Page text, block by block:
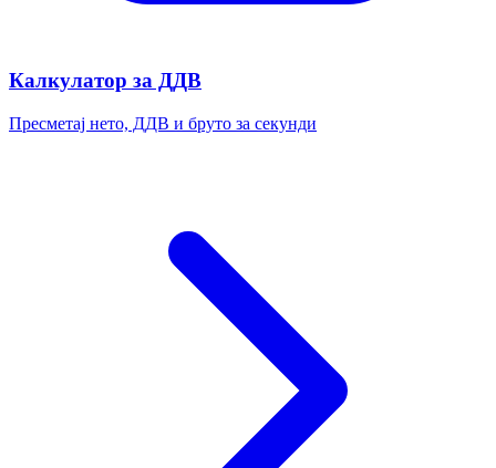
Калкулатор за ДДВ
Пресметај нето, ДДВ и бруто за секунди